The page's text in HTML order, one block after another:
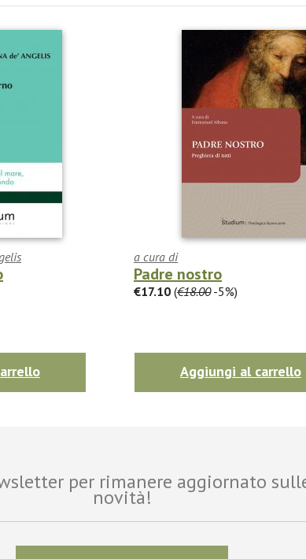
a cura di
Padre nostro
€17.10 (€18.00-5%)
Aggiungi al carrello
per rimanere aggiornato
novità!